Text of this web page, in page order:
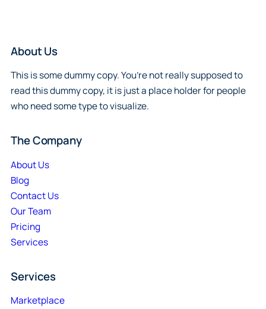
About Us
This is some dummy copy. You’re not really supposed to
read this dummy copy, it is just a place holder for people
who need some type to visualize.
The Company
About Us
Blog
Contact Us
Our Team
Pricing
Services
Services
Marketplace